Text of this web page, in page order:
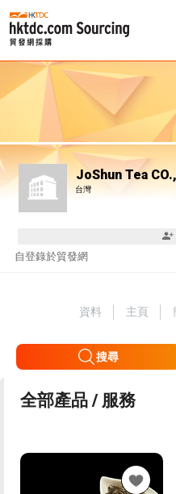
JoShun Tea
台灣
自登錄於貿發網
資料 主頁
搜尋
全部產品 / 服務